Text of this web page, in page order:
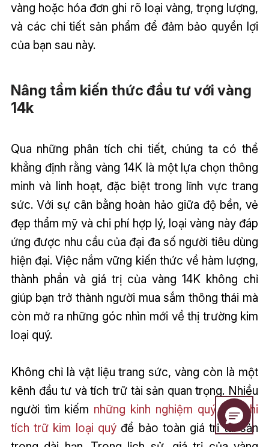
vàng hoặc hóa đơn ghi rõ loại vàng, trọng lượng,
và các chi tiết sản phẩm để đảm bảo quyền lợi
của bạn sau này.
Nâng tầm kiến thức đầu tư với vàng
14k
Qua những phân tích chi tiết, chúng ta có thể
khẳng định rằng vàng 14K là một lựa chọn thông
minh và linh hoạt, đặc biệt trong lĩnh vực trang
sức. Với sự cân bằng hoàn hảo giữa độ bền, vẻ
đẹp thẩm mỹ và chi phí hợp lý, loại vàng này đáp
ứng được nhu cầu của đại đa số người tiêu dùng
hiện đại. Việc nắm vững kiến thức về hàm lượng,
thành phần và giá trị của vàng 14K không chỉ
giúp bạn trở thành người mua sắm thông thái mà
còn mở ra những góc nhìn mới về thị trường kim
loại quý.
Không chỉ là vật liệu trang sức, vàng còn là một
kênh đầu tư và tích trữ tài sản quan trọng. Nhiều
người tìm kiếm những kinh nghiệm quý báu khi
tích trữ kim loại quý để bảo toàn giá trị tài sản